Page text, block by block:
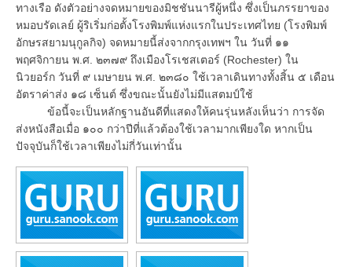
ทางเรือ ดังตัวอย่างจดหมายของมิชชันนารีผู้หนึ่ง ซึ่งเป็นภรรยาของ
หมอบรัดเลย์ ผู้ริเริ่มก่อตั้งโรงพิมพ์แห่งแรกในประเทศไทย (โรงพิมพ์
อักษรสยามนุกูลกิจ) จดหมายนี้ส่งจากกรุงเทพฯ ใน วันที่ ๑๑
พฤศจิกายน พ.ศ. ๒๓๗๙ ถึงเมืองโรเชสเตอร์ (Rochester) ใน
นิวยอร์ก วันที่ ๙ เมษายน พ.ศ. ๒๓๘๐ ใช้เวลาเดินทางทั้งสิ้น ๕ เดือน
อัตราค่าส่ง ๑๘ เซ็นต์ ซึ่งขณะนั้นยังไม่มีแสตมป์ใช้
ข้อนี้จะเป็นหลักฐานอันดีที่แสดงให้คนรุ่นหลังเห็นว่า การจัด
ส่งหนังสือเมื่อ ๑๐๐ กว่าปีที่แล้วต้องใช้เวลามากเพียงใด หากเป็น
ปัจจุบันก็ใช้เวลาเพียงไม่กี่วันเท่านั้น